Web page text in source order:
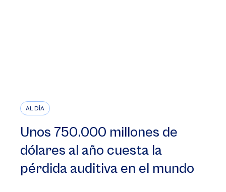
AL DÍA
Unos 750.000 millones de
dólares al año cuesta la
pérdida auditiva en el mundo